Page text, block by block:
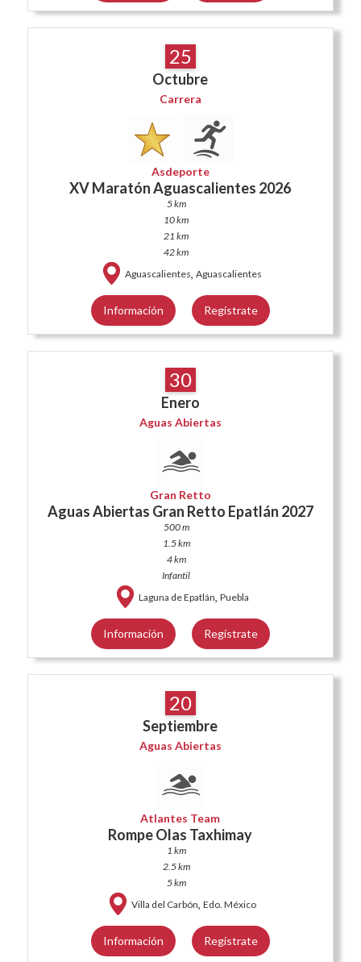
25
Octubre
Carrera
Asdeporte
XV Maratón Aguascalientes 2026
5 km
10 km
21 km
42 km
Aguascalientes, Aguascalientes
Información Regístrate
30
Enero
Aguas Abiertas
Gran Retto
Aguas Abiertas Gran Retto Epatlán 2027
500 m
1.5 km
4 km
Infantil
Laguna de Epatlán, Puebla
Información Regístrate
20
Septiembre
Aguas Abiertas
Atlantes Team
Rompe Olas Taxhimay
1 km
2.5 km
5 km
Villa del Carbón, Edo. México
Información Regístrate